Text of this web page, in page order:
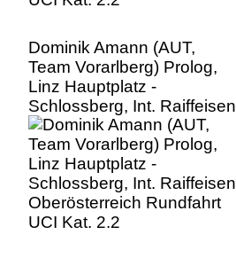
Dominik Amann (AUT,
Team Vorarlberg) Prolog,
Linz Hauptplatz -
Schlossberg, Int. Raiffeisen
Oberösterreich Rundfahrt
UCI Kat. 2.2